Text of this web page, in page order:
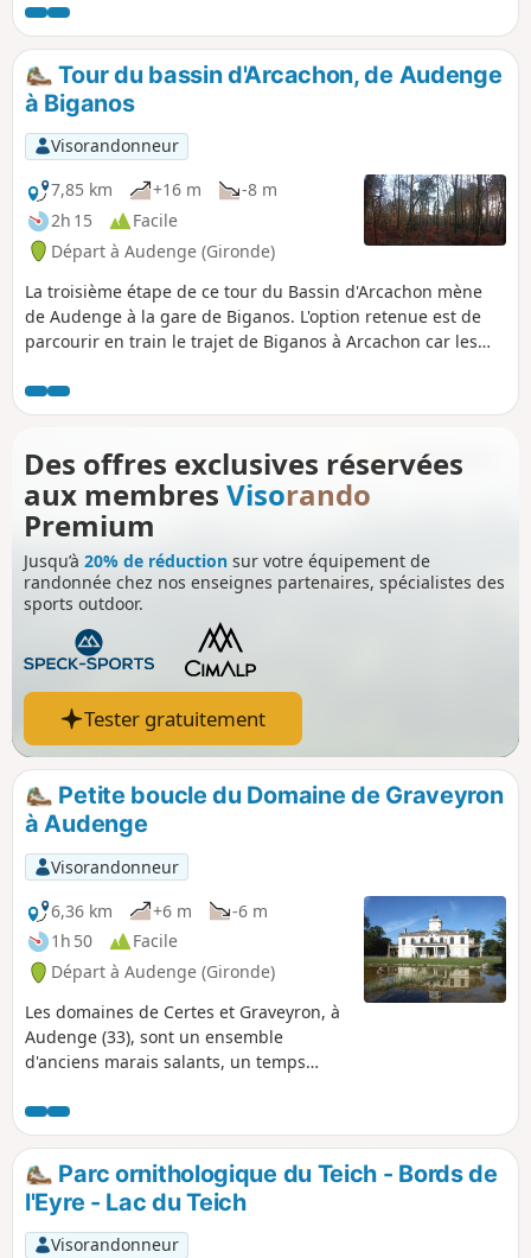
fait d'anciens étangs piscicoles et
marais salants. Nous l'avons faite en
2013, par une belle journée froide et
ensoleillée de décembre, mais il ne faut
pas hésiter à y revenir par tous les
temps et en toutes saisons, car le visage
de ces lieux est changeant à l'infini.
Tour du bassin d'Arcachon, de Audenge
à Biganos
Visorandonneur
7,85 km
+16 m
-8 m
2h 15
Facile
Départ à Audenge (Gironde)
La troisième étape de ce tour du Bassin d'Arcachon mène
de Audenge à la gare de Biganos. L'option retenue est de
parcourir en train le trajet de Biganos à Arcachon car les
choisie (décembre).Le parcours est uniquement sur route
avec une agréable traversée de forêt composée de feuillus
différents bourgs traversés précédemment et ne présente
pas de charme particulier à l'exception du port.
Des offres exclusives réservées
aux membres Visorando
Premium
Jusqu’à 20% de réduction sur votre équipement de
randonnée chez nos enseignes partenaires, spécialistes des
sports outdoor.
Tester gratuitement
Petite boucle du Domaine de Graveyron
à Audenge
Visorandonneur
6,36 km
+6 m
-6 m
1h 50
Facile
Départ à Audenge (Gironde)
Les domaines de Certes et Graveyron, à
Audenge (33), sont un ensemble
d'anciens marais salants, un temps
dans le bassin d'Arcachon. Aujourd'hui
réserve naturelle, c'est un lieu unique
pour observer la nature et surtout les
oiseaux. La petite boucle proposée vous
permettra de découvrir agréablement
ces lieux.
Parc ornithologique du Teich - Bords de
l'Eyre - Lac du Teich
Visorandonneur